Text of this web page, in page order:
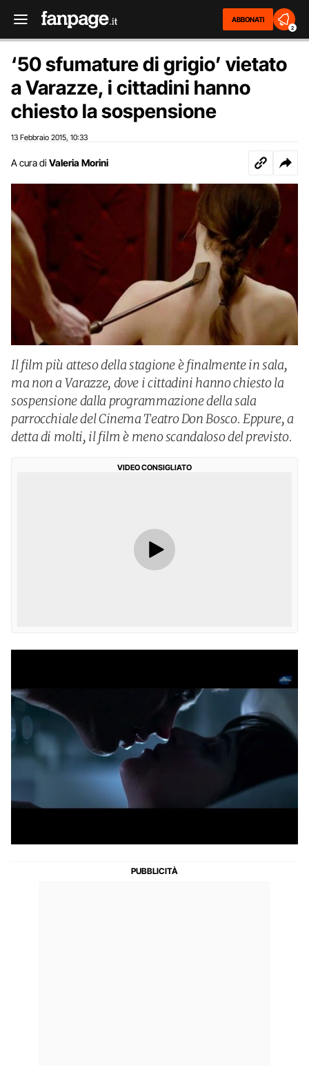
ABBONATI
2
‘50 sfumature di grigio’ vietato
a Varazze, i cittadini hanno
chiesto la sospensione
13 Febbraio 2015 10:33
A cura di Valeria Morini
Il film più atteso della stagione è finalmente in sala,
ma non a Varazze, dove i cittadini hanno chiesto la
sospensione dalla programmazione della sala
parrocchiale del Cinema Teatro Don Bosco. Eppure, a
detta di molti, il film è meno scandaloso del previsto.
VIDEO CONSIGLIATO